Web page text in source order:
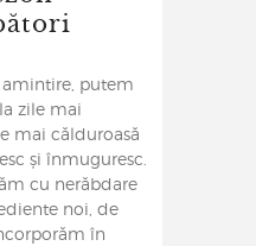
putem
zile mai
mai călduroasă
și înmuguresc.
cu nerăbdare
noi, de
în